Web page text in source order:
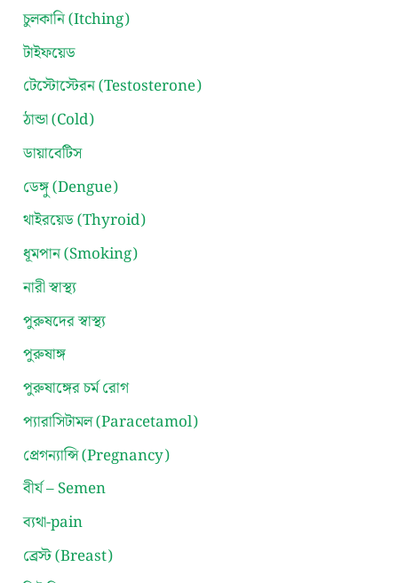
চুলকানি (Itching)
টাইফয়েড
টেস্টোস্টেরন (Testosterone)
ঠান্ডা (Cold)
ডায়াবেটিস
ডেঙ্গু (Dengue)
থাইরয়েড (Thyroid)
ধূমপান (Smoking)
নারী স্বাস্থ্য
পুরুষদের স্বাস্থ্য
পুরুষাঙ্গ
পুরুষাঙ্গের চর্ম রোগ
প্যারাসিটামল (Paracetamol)
প্রেগন্যান্সি (Pregnancy)
বীর্য – Semen
ব্যথা-pain
ব্রেস্ট (Breast)